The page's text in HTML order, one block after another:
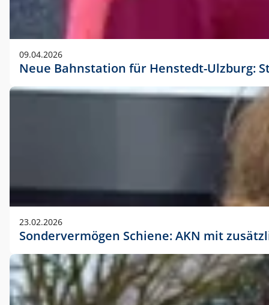
09.04.2026
Neue Bahnstation für Henstedt-Ulzburg:
23.02.2026
Sondervermögen Schiene: AKN mit